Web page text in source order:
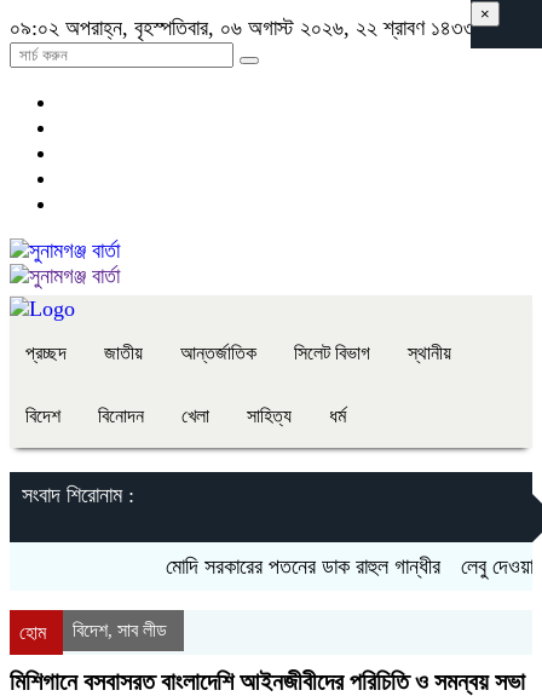
০৯:০২ অপরাহ্ন, বৃহস্পতিবার, ০৬ অগাস্ট ২০২৬, ২২ শ্রাবণ ১৪৩৩ বঙ্গাব্দ
প্রচ্ছদ জাতীয় আন্তর্জাতিক সিলেট বিভাগ স্থানীয়
বিদেশ বিনোদন খেলা সাহিত্য ধর্ম
সংবাদ শিরোনাম :
মোদি সরকারের পতনের ডাক রাহুল গান্ধীর লেবু দেওয়ার
×
হোম বিদেশ, সাব লীড
মিশিগানে বসবাসরত বাংলাদেশি আইনজীবীদের পরিচিতি ও সমন্বয় সভা